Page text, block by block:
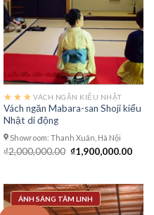
VÁCH NGĂN KIỂU NHẬT
Vách ngăn Mabara-san Shoji kiểu
Nhật di động
Showroom: Thanh Xuân, Hà Nội
₫2,000,000.00 Giá
gốc
₫1,900,000.00Giá
ÁNH SÁNG TÂM LINH